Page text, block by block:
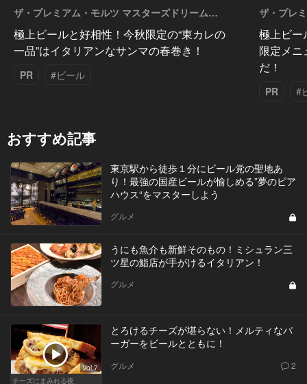
ザ・プレミアム・モルツ マスターズドリーム
Vol.7
極上ビールと好相性！今秋限定の“東カレの
一品”はイタリアンなサンマの春巻き！
PR #ビール
ザ・プレ
Vol.6
極上ビー
限定メ
だ！
PR #
おすすめ記事
東京駅から徒歩１分にビール党の聖地あ
り！最強の国産ビールが愉しめる”夢のビア
ハウス“をマスターしよう
グルメ
うにも魚介も新鮮そのもの！ミシュラン三
ツ星の鮨店が手がけるイタリアン！
グルメ
Vol.7
チーズにまみれる夜
とろけるチーズが堪らない！メルティなバ
ーガーをビールとともに！
グルメ 2